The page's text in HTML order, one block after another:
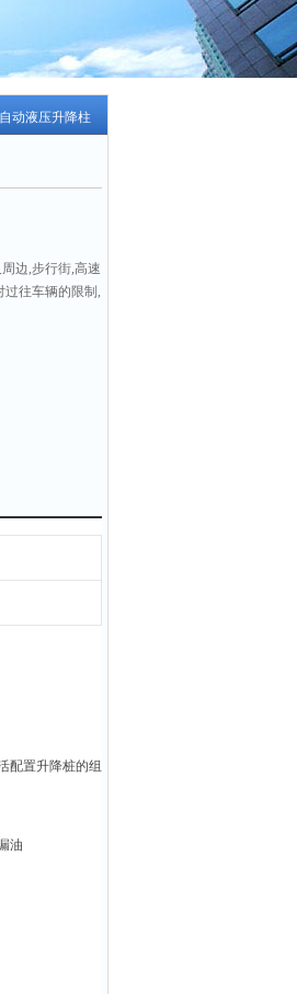
动液压升降柱
边,步行街,高速
过往车辆的限制,
配置升降桩的组
油